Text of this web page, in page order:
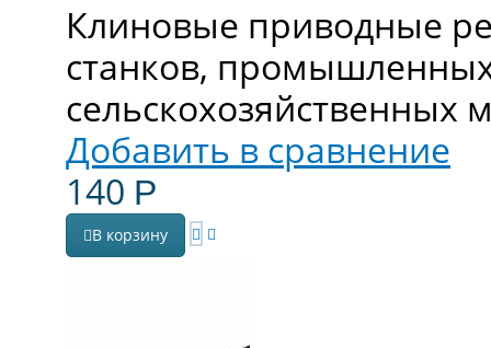
Клиновые приводные
станков,
Добавить в сравнение
140 Р
В корзину